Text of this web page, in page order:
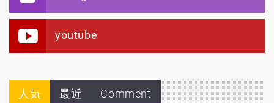
youtube
人気 最近 Comment